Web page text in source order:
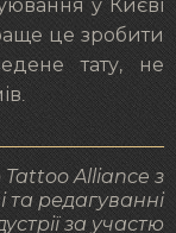
у Києві
це зробити
тату, не
Tattoo Alliance з
та редагуванні
за участю